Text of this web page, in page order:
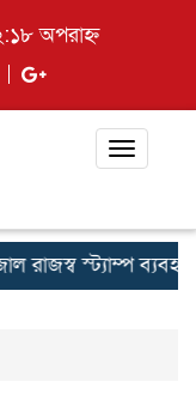
অপরাহ্ন
Toggle
রাজস্ব স্ট্যাম্প